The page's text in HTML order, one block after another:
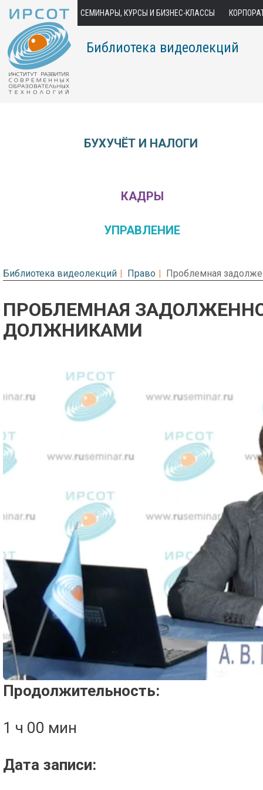
СЕМИНАРЫ, КУРСЫ И БИЗНЕС-КЛАССЫ
Библиотека видеолекций
БУХУЧЁТ И НАЛОГИ
КАДРЫ
УПРАВЛЕНИЕ
Библиотека видеолекций Право Проблемная
ПРОБЛЕМНАЯ
ДОЛЖНИКАМИ
Предварительный просмотр.
Продолжительность:
1 ч 00 мин
Дата записи: